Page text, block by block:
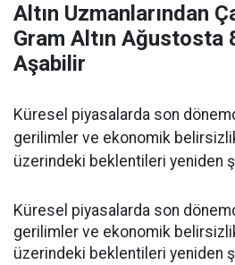
Altın Uzmanlarından
Gram Altın Ağustosta
Aşabilir
Küresel piyasalarda son
gerilimler ve ekonomik
üzerindeki beklentileri yeniden
Küresel piyasalarda son
gerilimler ve ekonomik
üzerindeki beklentileri yeniden